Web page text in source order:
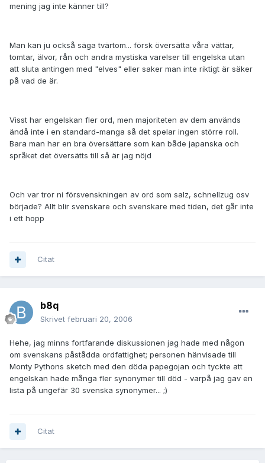
mening jag inte känner till?
Man kan ju också säga tvärtom... försk översätta våra vättar,
tomtar, älvor, rån och andra mystiska varelser till engelska utan
att sluta antingen med "elves" eller saker man inte riktigt är säker
på vad de är.
Visst har engelskan fler ord, men majoriteten av dem används
ändå inte i en standard-manga så det spelar ingen större roll.
Bara man har en bra översättare som kan både japanska och
språket det översätts till så är jag nöjd
Och var tror ni försvenskningen av ord som salz, schnellzug osv
började? Allt blir svenskare och svenskare med tiden, det går inte
i ett hopp
Citat
b8q
Skrivet februari 20, 2006
Hehe, jag minns fortfarande diskussionen jag hade med någon
om svenskans påstådda ordfattighet; personen hänvisade till
Monty Pythons sketch med den döda papegojan och tyckte att
engelskan hade många fler synonymer till död - varpå jag gav en
lista på ungefär 30 svenska synonymer... ;)
Citat